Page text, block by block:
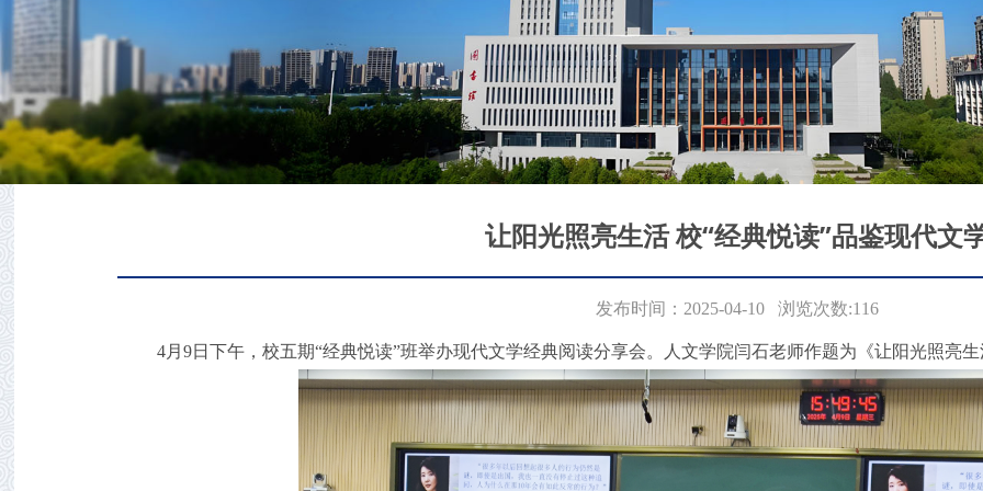
让阳光照亮生活 校“经典悦读”品鉴现代文
发布时间：2025-04-10 浏览次数:116
4月 9日下午，校五期“经典悦读”班举办现代文学经典阅读分享会。人文学院闫石老师作题为《让阳光照亮